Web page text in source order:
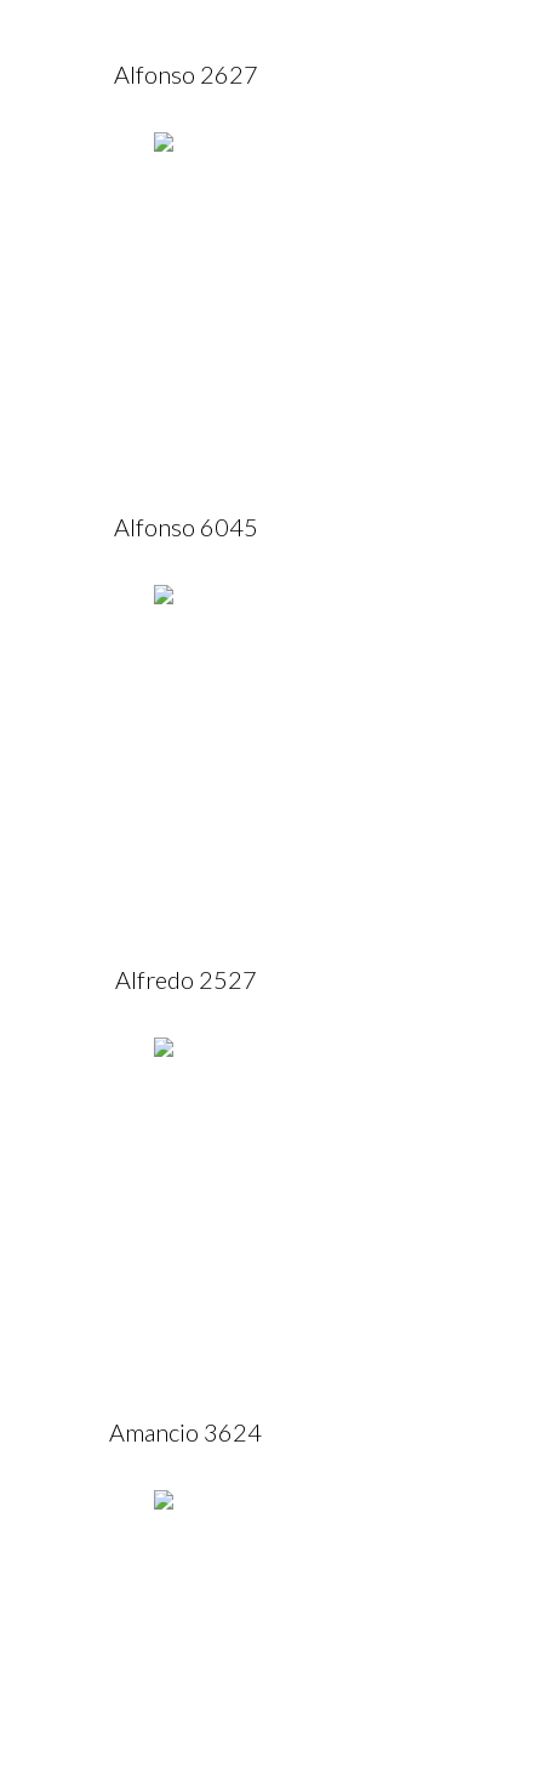
Alfonso 2627
Alfonso 6045
Alfredo 2527
Amancio 3624